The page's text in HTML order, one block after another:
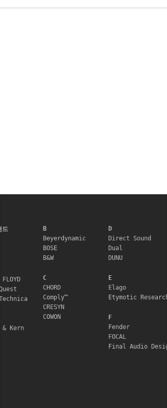
드
Kern
B
Beyerdynamic
BOSE
B&W
C
CHORD
Comply™
CRESYN
COWON
D
Direct Sound
Dual
DUNU
E
Elago
Etymotic
F
Fender
FOCAL
Final Audio